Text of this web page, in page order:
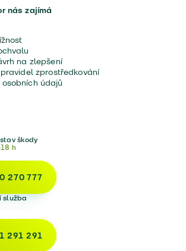
nás zajímá
na zlepšení
pravidel zprostředkování
údajů
škody
h
270 777
služba
291 291